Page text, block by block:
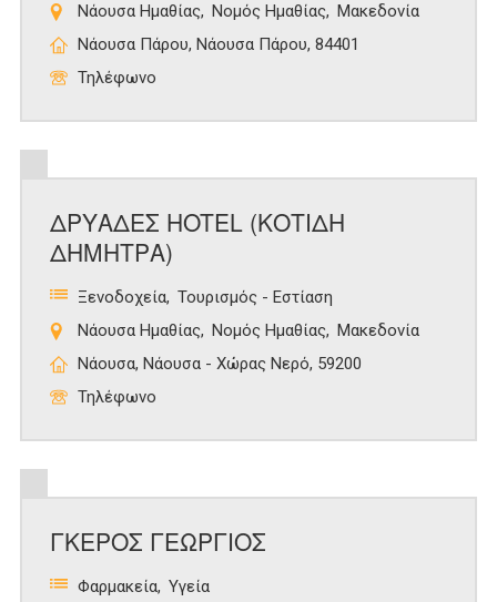
Νάουσα Ημαθίας
Νομός Ημαθίας
Μακεδονία
Νάουσα Πάρου, Νάουσα Πάρου, 84401
Τηλέφωνο
ΔΡΥΑΔΕΣ HOTEL (ΚΟΤΙΔΗ
ΔΗΜΗΤΡΑ)
Ξενοδοχεία Τουρισμός - Εστίαση
Νάουσα Ημαθίας
Νομός Ημαθίας
Μακεδονία
Νάουσα, Νάουσα - Χώρας Νερό, 59200
Τηλέφωνο
ΓΚΕΡΟΣ ΓΕΩΡΓΙΟΣ
Φαρμακεία Υγεία